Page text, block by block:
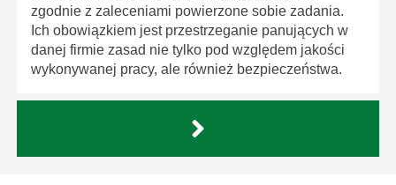
zgodnie z zaleceniami powierzone sobie zadania.
Ich obowiązkiem jest przestrzeganie panujących w
danej firmie zasad nie tylko pod względem jakości
wykonywanej pracy, ale również bezpieczeństwa.